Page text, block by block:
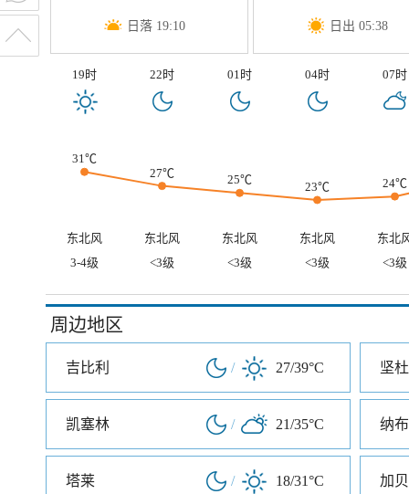
日落 19:10 日出 05:38
19时 22时 01时 04时 07时
31℃
27℃
25℃
23℃ 24℃
东北风 东北风 东北风 东北风
东北
3-4级
<3级 <3级 <3级 <3级
周边地区
吉比利 / 27/39°C 坚
凯塞林 / 21/35°C 纳
塔莱 / 18/31°C 加